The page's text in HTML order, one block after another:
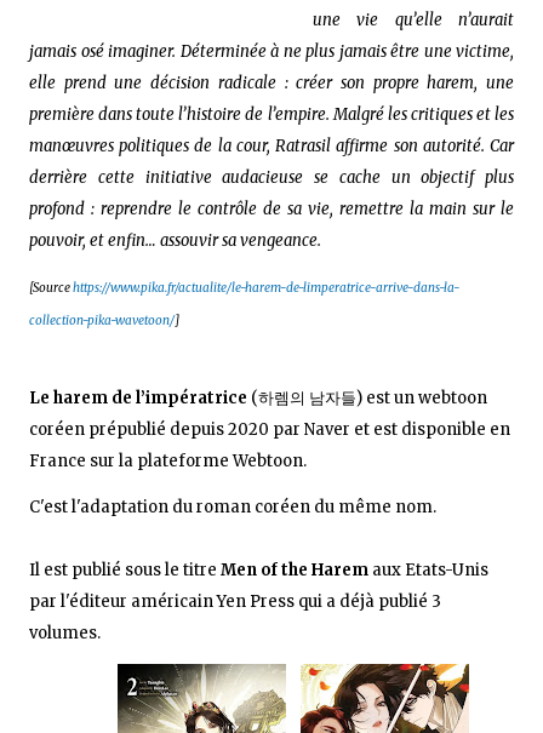
une vie qu’elle n’aurait
jamais osé imaginer. Déterminée à ne plus jamais être une victime,
elle prend une décision radicale : créer son propre harem, une
première dans toute l’histoire de l’empire. Malgré les critiques et les
manœuvres politiques de la cour, Ratrasil affirme son autorité. Car
derrière cette initiative audacieuse se cache un objectif plus
profond : reprendre le contrôle de sa vie, remettre la main sur le
pouvoir, et enfin… assouvir sa vengeance.
[Sourcehttps://www.pika.fr/actualite/le-harem-de-limperatrice-arrive-dans-la-
collection-pika-wavetoon/]
Le harem de l’impératrice (하렘의 남자들) est un webtoon
coréen prépublié depuis 2020 par Naver et est disponible en
France sur la plateforme Webtoon.
C'est l'adaptation du roman coréen du même nom.
Il est publié sous le titre Men of the Harem aux Etats-Unis
par l'éditeur américain Yen Press qui a déjà publié 3
volumes.